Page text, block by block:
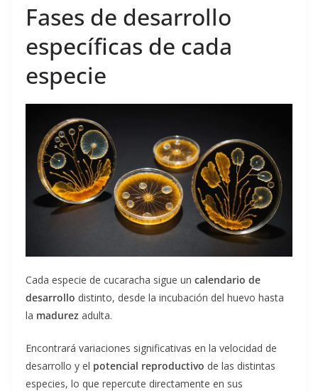
Fases de desarrollo
específicas de cada
especie
Cada especie de cucaracha sigue un calendario de
desarrollo distinto, desde la incubación del huevo hasta
la madurez adulta.
Encontrará variaciones significativas en la velocidad de
desarrollo y el potencial reproductivo de las distintas
especies, lo que repercute directamente en sus